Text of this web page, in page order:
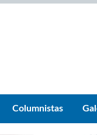
Columnistas